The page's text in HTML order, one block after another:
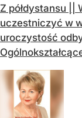
Z półdystansu ||
uczestniczyć w
uroczystość